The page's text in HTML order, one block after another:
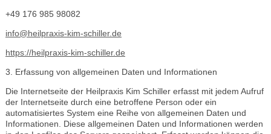
+49 176 985 98082
info@heilpraxis-kim-schiller.de
https://heilpraxis-kim-schiller.de
3. Erfassung von allgemeinen Daten und Informationen
Die Internetseite der Heilpraxis Kim Schiller erfasst mit jedem Aufruf
der Internetseite durch eine betroffene Person oder ein
automatisiertes System eine Reihe von allgemeinen Daten und
Informationen. Diese allgemeinen Daten und Informationen werden